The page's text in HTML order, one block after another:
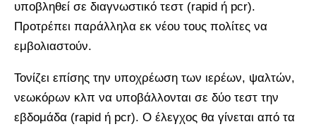
υποβληθεί σε διαγνωστικό τεστ (rapid ή pcr).
Προτρέπει παράλληλα εκ νέου τους πολίτες να
εμβολιαστούν.
Τονίζει επίσης την υποχρέωση των ιερέων, ψαλτών,
νεωκόρων κλπ να υποβάλλονται σε δύο τεστ την
εβδομάδα (rapid ή pcr). Ο έλεγχος θα γίνεται από τα